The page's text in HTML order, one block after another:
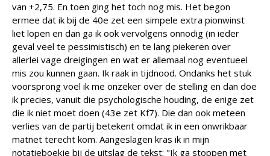
van +2,75. En toen ging het toch nog mis. Het begon
ermee dat ik bij de 40e zet een simpele extra pionwinst
liet lopen en dan ga ik ook vervolgens onnodig (in ieder
geval veel te pessimistisch) en te lang piekeren over
allerlei vage dreigingen en wat er allemaal nog eventueel
mis zou kunnen gaan. Ik raak in tijdnood. Ondanks het stuk
voorsprong voel ik me onzeker over de stelling en dan doe
ik precies, vanuit die psychologische houding, de enige zet
die ik niet moet doen (43e zet Kf7). Die dan ook meteen
verlies van de partij betekent omdat ik in een onwrikbaar
matnet terecht kom. Aangeslagen kras ik in mijn
notatieboekje bij de uitslag de tekst: "Ik ga stoppen met